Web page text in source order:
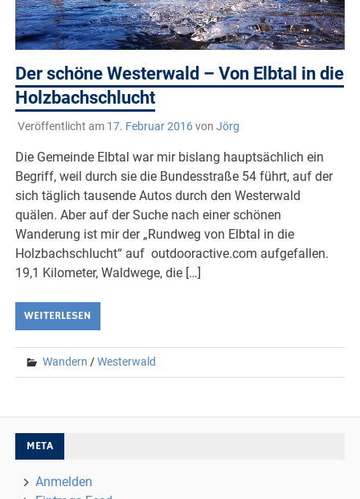
Der schöne Westerwald – Von Elbtal in die
Holzbachschlucht
Veröffentlicht am 17. Februar 2016von Jörg
Die Gemeinde Elbtal war mir bislang hauptsächlich ein
Begriff, weil durch sie die Bundesstraße 54 führt, auf der
sich täglich tausende Autos durch den Westerwald
quälen. Aber auf der Suche nach einer schönen
Wanderung ist mir der „Rundweg von Elbtal in die
Holzbachschlucht“ auf outdooractive.com aufgefallen.
19,1 Kilometer, Waldwege, die […]
WEITERLESEN
Wandern /Westerwald
META
Anmelden